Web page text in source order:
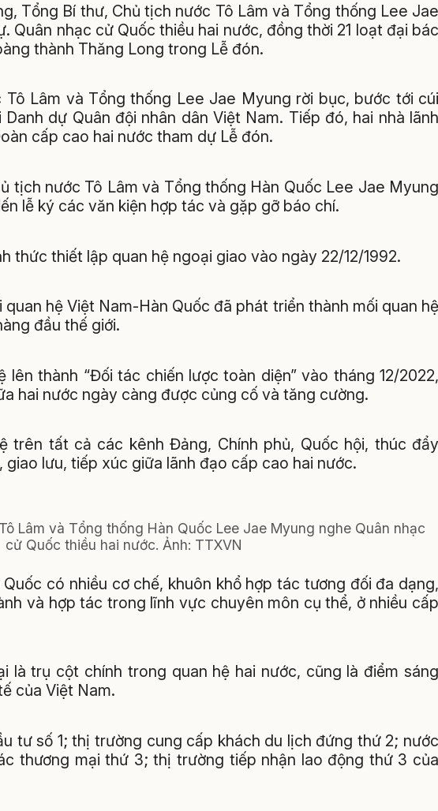
Tổng Bí thư, Chủ tịch nước Tô Lâm và Tổng thống Lee Jae
Quân nhạc cử Quốc thiều hai nước, đồng thời 21 loạt đại bác
thành Thăng Long trong Lễ đón.
Lâm và Tổng thống Lee Jae Myung rời bục, bước tới cúi
dự Quân đội nhân dân Việt Nam. Tiếp đó, hai nhà lãnh
cấp cao hai nước tham dự Lễ đón.
tịch nước Tô Lâm và Tổng thống Hàn Quốc Lee Jae Myung
lễ ký các văn kiện hợp tác và gặp gỡ báo chí.
thức thiết lập quan hệ ngoại giao vào ngày 22/12/1992.
hệ Việt Nam-Hàn Quốc đã phát triển thành mối quan hệ
đầu thế giới.
lên thành “Đối tác chiến lược toàn diện” vào tháng 12/2022,
hai nước ngày càng được củng cố và tăng cường.
trên tất cả các kênh Đảng, Chính phủ, Quốc hội, thúc đẩy
lưu, tiếp xúc giữa lãnh đạo cấp cao hai nước.
Lâm và Tổng thống Hàn Quốc Lee Jae Myung nghe Quân nhạc
cử Quốc thiều hai nước. Ảnh: TTXVN
có nhiều cơ chế, khuôn khổ hợp tác tương đối đa dạng,
và hợp tác trong lĩnh vực chuyên môn cụ thể, ở nhiều cấp
là trụ cột chính trong quan hệ hai nước, cũng là điểm sáng
của Việt Nam.
tư số 1; thị trường cung cấp khách du lịch đứng thứ 2; nước
thương mại thứ 3; thị trường tiếp nhận lao động thứ 3 của